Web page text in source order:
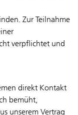
Zur Teilnahme
verpflichtet und
direkt Kontakt
bemüht,
unserem Vertrag